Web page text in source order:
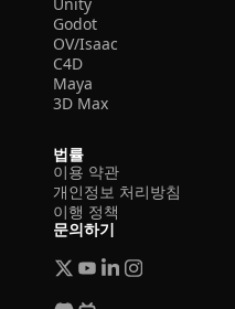
Godot
OV/Isaac
C4D
Maya
3D Max
법률
이용 약관
개인정보 처리방침
이행 정책
문의하기